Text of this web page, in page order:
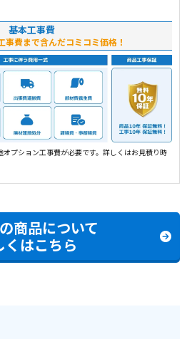
基本工事費
事費まで含んだコミコミ価格！
プション工事費が必要です。詳しくはお見積り時
商品について
くはこちら